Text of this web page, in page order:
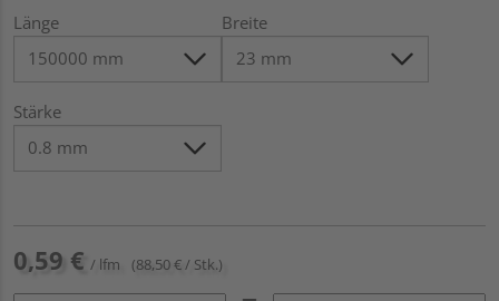
Länge Breite
Stärke
0,59 € / lfm (88,50 € / Stk.)